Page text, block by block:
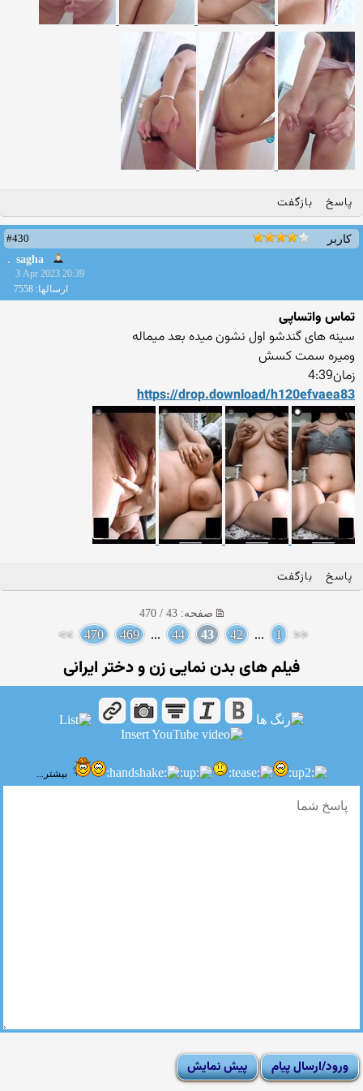
پاسخ بازگفت
کاربر
#430
sagha
3 Apr 2023 20:39
ارسالها: 7558
تماس واتساپی
سینه های گندشو اول نشون میده بعد میماله
ومیره سمت کسش
زمان4:39
https://drop.download/h120efvaea83
پاسخ بازگفت
صفحه: 43 / 470
<<
1
...
42
43
44
...
469
470
>>
فیلم های بدن نمایی زن و دختر ایرانی
بیشتر...